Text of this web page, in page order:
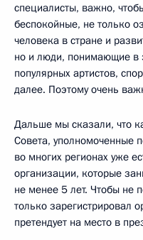
специалисты, важно,
беспокойные, не только
человека в стране и
но и люди, понимающие в
популярных артистов,
далее. Поэтому очень
Дальше мы сказали, что
Совета, уполномоченные
во многих регионах уже
организации, которые
не менее 5 лет. Чтобы не
только зарегистрировал
претендует на место в